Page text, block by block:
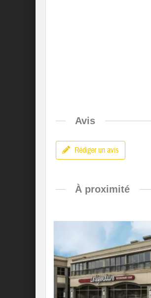
Avis
Rédiger un avis
À proximité